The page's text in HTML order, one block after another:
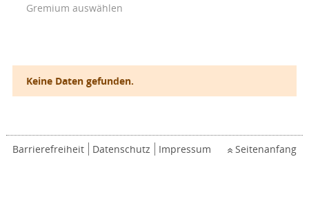
Gremium auswählen
Keine Daten gefunden.
Barrierefreiheit Datenschutz Impressum Seitenanfang